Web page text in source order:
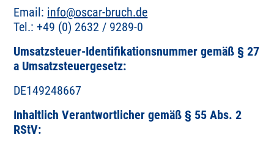
Email: info@oscar-bruch.de
Tel.: +49 (0) 2632 / 9289-0
Umsatzsteuer-Identifikationsnummer gemäß § 27
a Umsatzsteuergesetz:
DE149248667
Inhaltlich Verantwortlicher gemäß § 55 Abs. 2
RStV: